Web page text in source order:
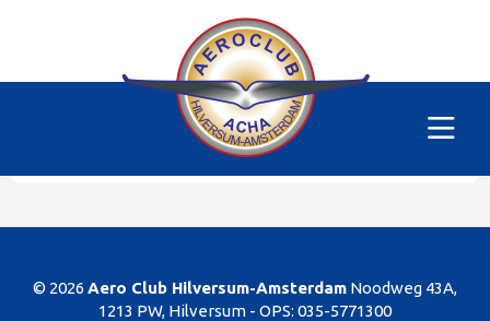
PH-SKC
Dit gedeelte van de website is alleen voor de
leden/begunstigers van onze club. Sorry. U kunt
natuurlijk altijd lid worden!
© 2026 Aero Club Hilversum-Amsterdam Noodweg 43A,
1213 PW, Hilversum - OPS: 035-5771300